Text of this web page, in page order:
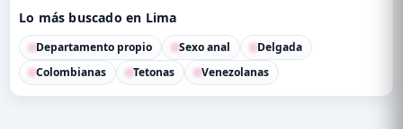
Lo más buscado en Lima
Departamento propio Sexo anal
Delgada
Colombianas
Tetonas Venezolanas